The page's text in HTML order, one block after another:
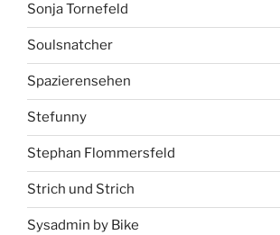
Sonja Tornefeld
Soulsnatcher
Spazierensehen
Stefunny
Stephan Flommersfeld
Strich und Strich
Sysadmin by Bike